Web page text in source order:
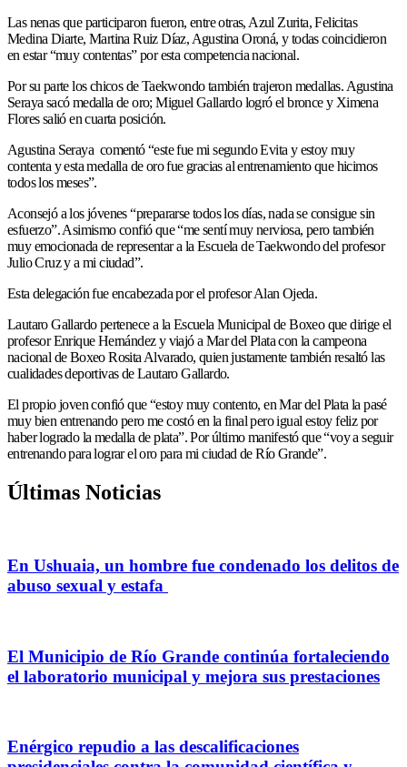
Las nenas que participaron fueron, entre otras, Azul Zurita, Felicitas
Medina Diarte, Martina Ruiz Díaz, Agustina Oroná, y todas coincidieron
en estar “muy contentas” por esta competencia nacional.
Por su parte los chicos de Taekwondo también trajeron medallas. Agustina
Seraya sacó medalla de oro; Miguel Gallardo logró el bronce y Ximena
Flores salió en cuarta posición.
Agustina Seraya comentó “este fue mi segundo Evita y estoy muy
contenta y esta medalla de oro fue gracias al entrenamiento que hicimos
todos los meses”.
Aconsejó a los jóvenes “prepararse todos los días, nada se consigue sin
esfuerzo”. Asimismo confió que “me sentí muy nerviosa, pero también
muy emocionada de representar a la Escuela de Taekwondo del profesor
Julio Cruz y a mi ciudad”.
Esta delegación fue encabezada por el profesor Alan Ojeda.
Lautaro Gallardo pertenece a la Escuela Municipal de Boxeo que dirige el
profesor Enrique Hernández y viajó a Mar del Plata con la campeona
nacional de Boxeo Rosita Alvarado, quien justamente también resaltó las
cualidades deportivas de Lautaro Gallardo.
El propio joven confió que “estoy muy contento, en Mar del Plata la pasé
muy bien entrenando pero me costó en la final pero igual estoy feliz por
haber logrado la medalla de plata”. Por último manifestó que “voy a seguir
entrenando para lograr el oro para mi ciudad de Río Grande”.
Últimas Noticias
En Ushuaia, un hombre fue condenado los delitos de
abuso sexual y estafa
El Municipio de Río Grande continúa fortaleciendo
el laboratorio municipal y mejora sus prestaciones
Enérgico repudio a las descalificaciones